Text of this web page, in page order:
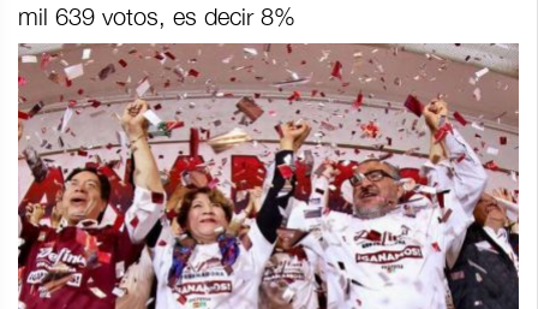
mil 639 votos, es decir 8%